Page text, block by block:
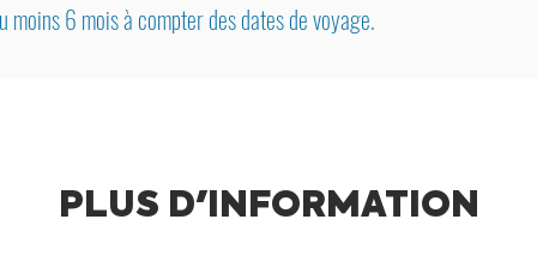
moins 6 mois à compter des dates de voyage.​
PLUS D'INFORMATION